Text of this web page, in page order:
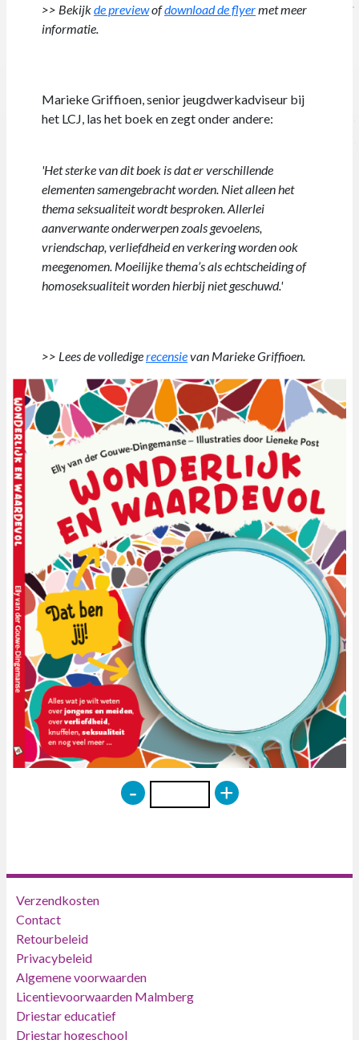
>> Bekijkde previewofdownload de flyermet meer
informatie.
Marieke Griffioen, senior jeugdwerkadviseur bij
het LCJ, las het boek en zegt onder andere:
'Het sterke van dit boek is dat er verschillende
elementen samengebracht worden. Niet alleen het
thema seksualiteit wordt besproken. Allerlei
aanverwante onderwerpen zoals gevoelens,
vriendschap, verliefdheid en verkering worden ook
meegenomen. Moeilijke thema’s als echtscheiding of
homoseksualiteit worden hierbij niet geschuwd.'
>> Lees de volledigerecensievan Marieke Griffioen.
- +
Verzendkosten
Contact
Retourbeleid
Privacybeleid
Algemene voorwaarden
Licentievoorwaarden Malmberg
Driestar educatief
Driestar hogeschool